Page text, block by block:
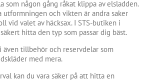
som någon gång råkat klippa av elsladden.
utformningen och vikten är andra saker
vid valet av häcksax. I STS-butiken i
hitta den typ som passar dig bäst.
även tillbehör och reservdelar som
med mera.
kan du vara säker på att hitta en